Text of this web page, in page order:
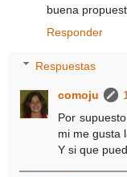
buena
Responder
Respuestas
comoju
Por
mi me gusta
Y si que